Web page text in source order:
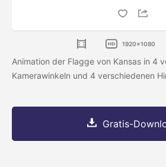
1920x1080
Animation der Flagge von Kansas in 4
Kamerawinkeln und 4 verschiedenen
Gratis-